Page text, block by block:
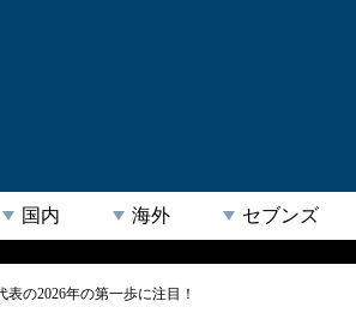
国内 海外 セブンズ
の2026年の第一歩に注目！